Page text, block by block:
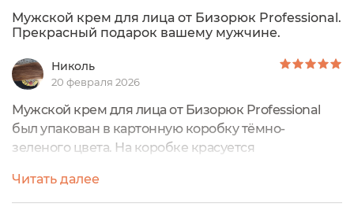
Мужской крем для лица от Бизорюк Professional.
Прекрасный подарок вашему мужчине.
Николь
20 февраля 2026
Мужской крем для лица от Бизорюк Professional
был упакован в картонную коробку тёмно-
зеленого цвета. На коробке красуется
Ведь в составе есть муцин улитки ахатины. Такой
же рисуночек имеется на влагоустойчивой
Читать далее